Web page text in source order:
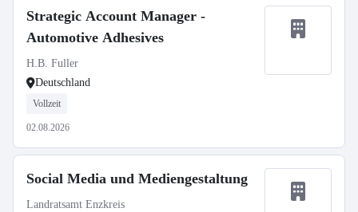
Strategic Account Manager -
Automotive Adhesives
H.B. Fuller
Deutschland
Vollzeit
02.08.2026
Social Media und Mediengestaltung
Landratsamt Enzkreis